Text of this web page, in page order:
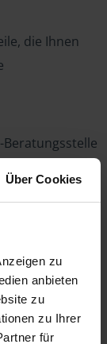
Über Cookies
zu
anbieten
zu
zu Ihrer
für
die Ihnen
Beratungsstelle
nach Ihren